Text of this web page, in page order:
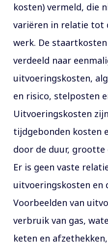
kosten) vermeld, die
variëren in relatie tot
werk. De
verdeeld naar
uitvoeringskosten,
en risico, stelposten
Uitvoeringskosten
tijdgebonden kosten
door de duur, grootte
Er is geen vaste
uitvoeringskosten en
Voorbeelden van
verbruik van gas,
keten en